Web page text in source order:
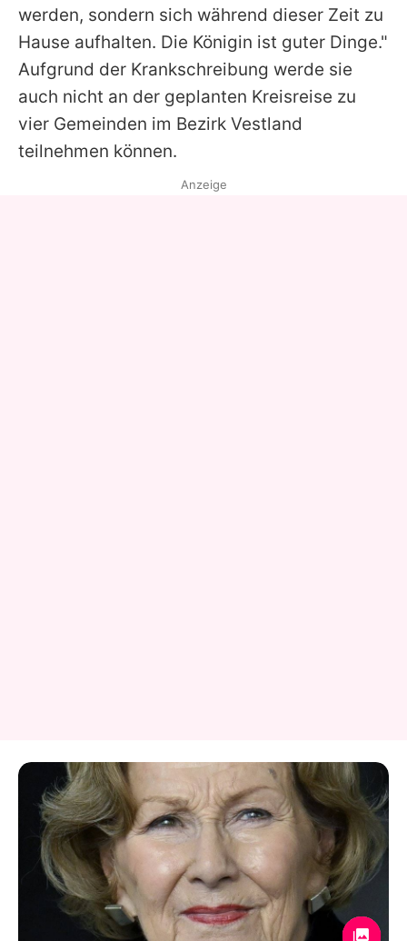
werden, sondern sich während dieser Zeit zu
Hause aufhalten. Die Königin ist guter Dinge."
Aufgrund der Krankschreibung werde sie
auch nicht an der geplanten Kreisreise zu
vier Gemeinden im Bezirk Vestland
teilnehmen können.
Anzeige